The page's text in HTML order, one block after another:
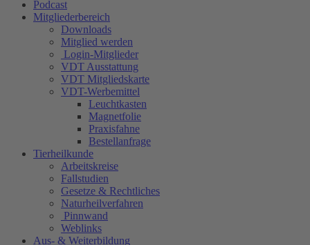
Podcast
Mitgliederbereich
Downloads
Mitglied werden
Login-Mitglieder
VDT Ausstattung
VDT Mitgliedskarte
VDT-Werbemittel
Leuchtkasten
Magnetfolie
Praxisfahne
Bestellanfrage
Tierheilkunde
Arbeitskreise
Fallstudien
Gesetze & Rechtliches
Naturheilverfahren
Pinnwand
Weblinks
Aus- & Weiterbildung